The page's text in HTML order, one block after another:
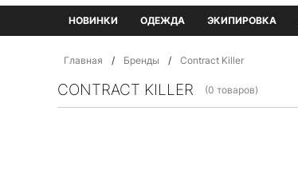
НОВИНКИ ОДЕЖДА ЭКИПИРОВКА
Главная / Бренды / Contract Killer
CONTRACT KILLER (0 товаров)